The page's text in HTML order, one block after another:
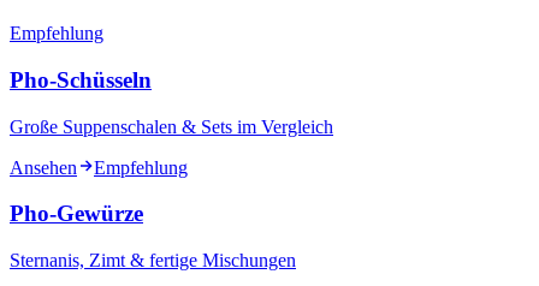
Empfehlung
Pho-Schüsseln
Große Suppenschalen & Sets im Vergleich
Ansehen
Empfehlung
Pho-Gewürze
Sternanis, Zimt & fertige Mischungen